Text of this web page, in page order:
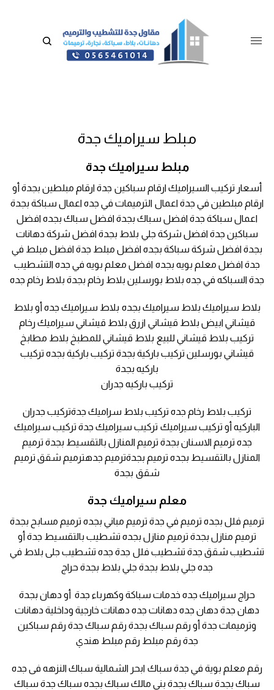
مبلط سيراميك جدة
مبلط سيراميك جدة
أسعار تركيب السيراميك ارقام سباكين جدة ارقام مبلطين بجدة أو
ارقام مبلطين في جدة اعمال الترميمات في جده اعمال سباكة بجدة
اعمال سباكة جدة افضل سباك بجدة افضل سباك بجده افضل
سباكين جدة افضل شركة جلي بلاط بجدة افضل شركة دهانات
بجدة افضل شركة سباكة بجده افضل مبلط جدة افضل مبلط في
جدة افضل معلم بويه بجده افضل معلم بويه في جده التشطيب
جدة السباكه في جده بلاط بورسلين بلاط رخام بجدة بلاط رخام جده
بلاط سيراميك بلاط سيراميك بجده بلاط سيراميك جده أو بلاط
قيشاني ابيض بلاط قيشاني ازرق بلاط قيشاني سيراميك رخام
تركيب بلاط قيشاني للبيع بلاط قيشاني للمطبخ بلاط مطابخ
قيشاني بورسلين تركيب باركية بجدة تركيب باركية بجده تركيب
باركيه بجدة
تركيب باركيه جدران
تركيب بلاط رخام جده تركيب بلاط سراميك جدةتركيب جدران
الباركيه أو تركيب سيراميك تركيب سيراميك جدة تركيب سيراميك
جده ترميم الاسنان بجدة ترميم المنازل بالتقسيط بجدة ترميم
المنازل بالتقسيط بجده ترميم بجدةترميم جدهترميم شقق ترميم
شقق بجدة
معلم سيراميك جدة
ترميم فلل بجده ترميم في جدة ترميم مباني بجده ترميم مسابح بجدة
ترميم منازل بجدة ترميم منازل بجده تشطيب بالتقسيط جدة أو
تشطيب شقق جدة تشطيب فلل جدة جده تشطيب جلى بلاط في
جده جلي بلاط بجدة جلي بلاط بجدة حراج
حراج سيراميك جده خدمات سباكة وكهرباء جدة أو دهان بجدة
دهان جدة دهان جده دهانات جده دهانات خارجية وداخلية دهانات
وترميمات جدة أو رقم سباك بجدة رقم سباك جدة رقم سباكين
جدة رقم مبلط رقم مبلط هندي
رقم معلم بوية في جدة سباك ابحر الشمالية سباك النزهه فى جده
سباك بجدة سباك بجدة بني مالك سباك بجده سباك جدة سباك